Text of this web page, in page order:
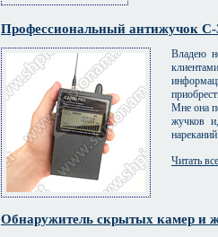
Профессиональный антижучок C-
Владею
Мне она
жучков
Читать
Обнаружитель скрытых камер и